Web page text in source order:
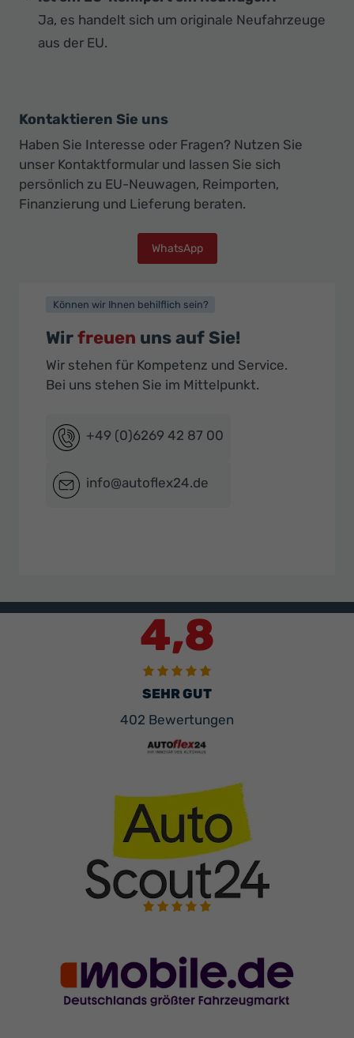
Ja, es handelt sich um originale Neufahrzeuge
aus der EU.
Kontaktieren Sie uns
Haben Sie Interesse oder Fragen? Nutzen Sie
unser Kontaktformular und lassen Sie sich
persönlich zu EU-Neuwagen, Reimporten,
Finanzierung und Lieferung beraten.
WhatsApp
Können wir Ihnen behilflich sein?
Wirfreuen uns auf Sie!
Wir stehen für Kompetenz und Service.
Bei uns stehen Sie im Mittelpunkt.
+49 (0)6269 42 87 00
info@autoflex24.de
4,8
SEHR GUT
402 Bewertungen